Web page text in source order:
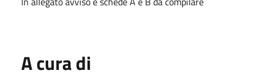
A cura di